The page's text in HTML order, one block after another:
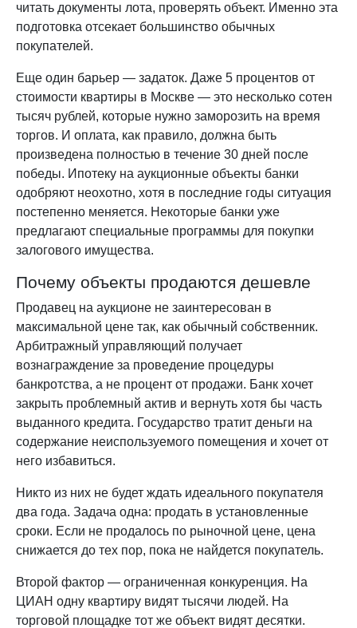
читать документы лота, проверять объект. Именно эта
подготовка отсекает большинство обычных
покупателей.
Еще один барьер — задаток. Даже 5 процентов от
стоимости квартиры в Москве — это несколько сотен
тысяч рублей, которые нужно заморозить на время
торгов. И оплата, как правило, должна быть
произведена полностью в течение 30 дней после
победы. Ипотеку на аукционные объекты банки
одобряют неохотно, хотя в последние годы ситуация
постепенно меняется. Некоторые банки уже
предлагают специальные программы для покупки
залогового имущества.
Почему объекты продаются дешевле
Продавец на аукционе не заинтересован в
максимальной цене так, как обычный собственник.
Арбитражный управляющий получает
вознаграждение за проведение процедуры
банкротства, а не процент от продажи. Банк хочет
закрыть проблемный актив и вернуть хотя бы часть
выданного кредита. Государство тратит деньги на
содержание неиспользуемого помещения и хочет от
него избавиться.
Никто из них не будет ждать идеального покупателя
два года. Задача одна: продать в установленные
сроки. Если не продалось по рыночной цене, цена
снижается до тех пор, пока не найдется покупатель.
Второй фактор — ограниченная конкуренция. На
ЦИАН одну квартиру видят тысячи людей. На
торговой площадке тот же объект видят десятки.